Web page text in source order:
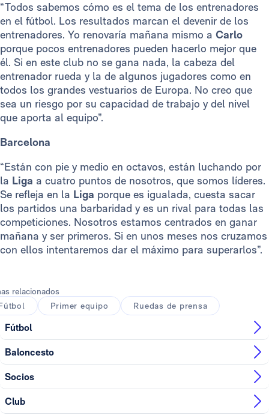
“Todos sabemos cómo es el tema de los entrenadores
en el fútbol. Los resultados marcan el devenir de los
entrenadores. Yo renovaría mañana mismo a Carlo
porque pocos entrenadores pueden hacerlo mejor que
él. Si en este club no se gana nada, la cabeza del
entrenador rueda y la de algunos jugadores como en
todos los grandes vestuarios de Europa. No creo que
sea un riesgo por su capacidad de trabajo y del nivel
que aporta al equipo”.
Barcelona
“Están con pie y medio en octavos, están luchando por
la Liga a cuatro puntos de nosotros, que somos líderes.
Se refleja en la Liga porque es igualada, cuesta sacar
los partidos una barbaridad y es un rival para todas las
competiciones. Nosotros estamos centrados en ganar
mañana y ser primeros. Si en unos meses nos cruzamos
con ellos intentaremos dar el máximo para superarlos”.
relacionados
Primer equipo Ruedas de prensa
Fútbol
Baloncesto
Socios
Club